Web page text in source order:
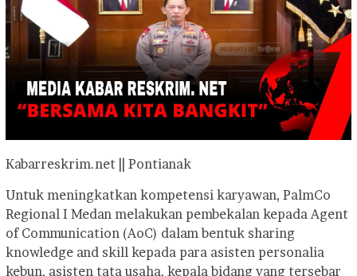
Kabarreskrim.net || Pontianak
Untuk meningkatkan kompetensi karyawan, PalmCo
Regional I Medan melakukan pembekalan kepada Agent
of Communication (AoC) dalam bentuk sharing
knowledge and skill kepada para asisten personalia
kebun, asisten tata usaha, kepala bidang yang tersebar